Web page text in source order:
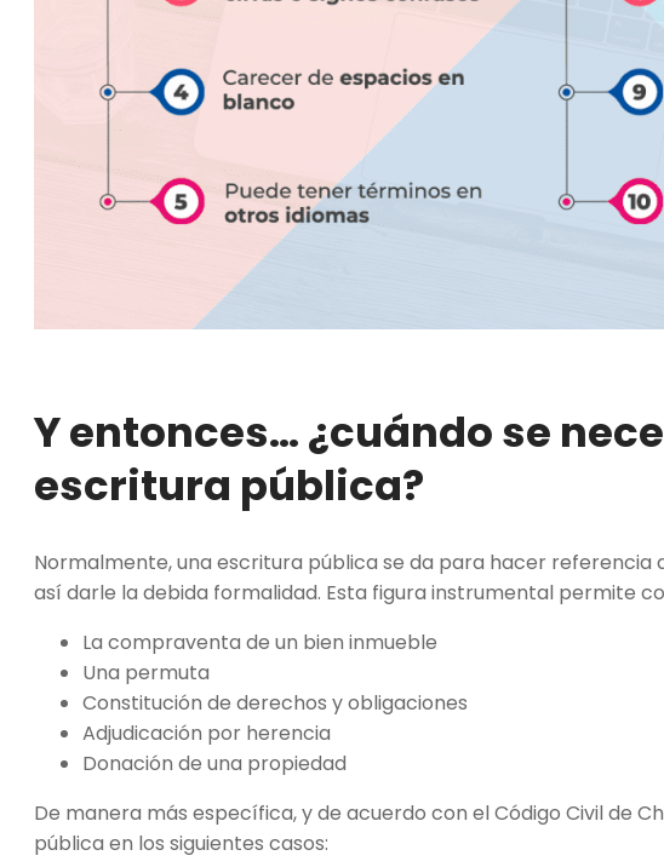
Y entonces… ¿cuándo se
escritura pública?
Normalmente, una escritura pública se da para hacer referencia
así darle la debida formalidad. Esta figura instrumental permite
La compraventa de un bien inmueble
Una permuta
Constitución de derechos y obligaciones
Adjudicación por herencia
Donación de una propiedad
De manera más específica, y de acuerdo con el Código Civil de
pública en los siguientes casos: